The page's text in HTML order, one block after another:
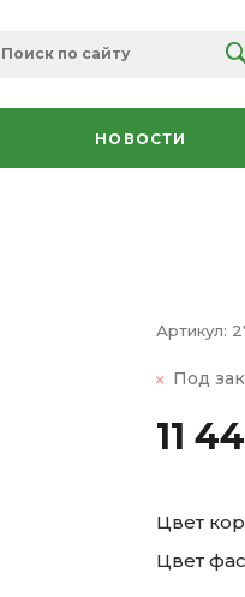
НОВОСТИ
Артикул:
Под
11
Цвет
Цвет